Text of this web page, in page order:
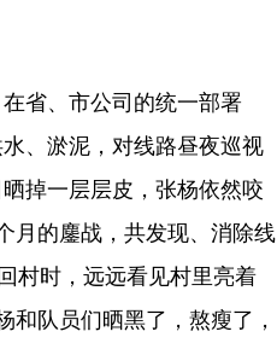
省、市公司的统一部署
、淤泥，对线路昼夜巡视
掉一层层皮，张杨依然咬
月的鏖战，共发现、消除线
村时，远远看见村里亮着
和队员们晒黑了，熬瘦了，